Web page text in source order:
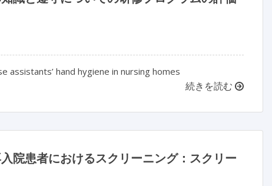
assistants’ hand hygiene in nursing homes
続きを読む
院患者におけるスクリーニング：スクリー